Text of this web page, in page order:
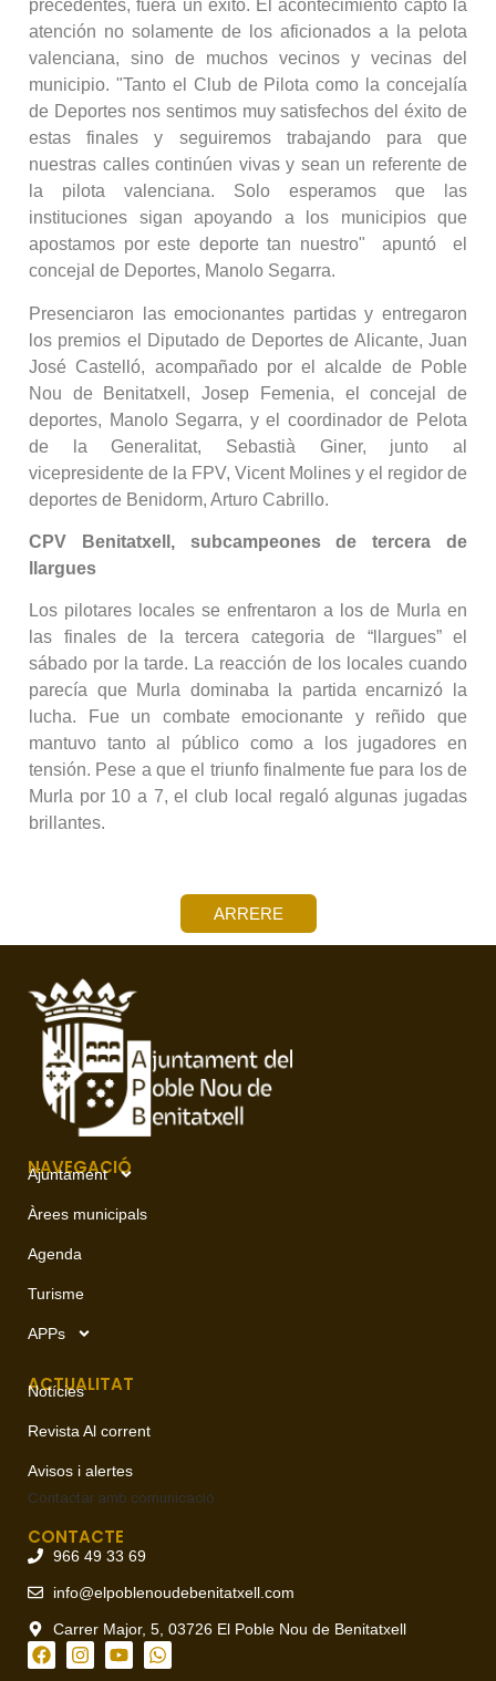
precedentes, fuera un éxito. El acontecimiento captó la
atención no solamente de los aficionados a la pelota
valenciana, sino de muchos vecinos y vecinas del
municipio. "Tanto el Club de Pilota como la concejalía
de Deportes nos sentimos muy satisfechos del éxito de
estas finales y seguiremos trabajando para que
nuestras calles continúen vivas y sean un referente de
la pilota valenciana. Solo esperamos que las
instituciones sigan apoyando a los municipios que
apostamos por este deporte tan nuestro" apuntó el
concejal de Deportes, Manolo Segarra.
Presenciaron las emocionantes partidas y entregaron
los premios el Diputado de Deportes de Alicante, Juan
José Castelló, acompañado por el alcalde de Poble
Nou de Benitatxell, Josep Femenia, el concejal de
deportes, Manolo Segarra, y el coordinador de Pelota
de la Generalitat, Sebastià Giner, junto al
vicepresidente de la FPV, Vicent Molines y el regidor de
deportes de Benidorm, Arturo Cabrillo.
CPV Benitatxell, subcampeones de tercera de
llargues
Los pilotares locales se enfrentaron a los de Murla en
las finales de la tercera categoria de “llargues” el
sábado por la tarde. La reacción de los locales cuando
parecía que Murla dominaba la partida encarnizó la
lucha. Fue un combate emocionante y reñido que
mantuvo tanto al público como a los jugadores en
tensión. Pese a que el triunfo finalmente fue para los de
Murla por 10 a 7, el club local regaló algunas jugadas
brillantes.
ARRERE
NAVEGACIÓ
Ajuntament
Àrees municipals
Agenda
Turisme
APPs
ACTUALITAT
Notícies
Revista Al corrent
Avisos i alertes
Contactar amb comunicació
CONTACTE
966 49 33 69
info@elpoblenoudebenitatxell.com
Carrer Major, 5, 03726 El Poble Nou de Benitatxell